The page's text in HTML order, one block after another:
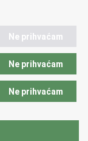
Ne prihvaćam
Ne prihvaćam
Ne prihvaćam